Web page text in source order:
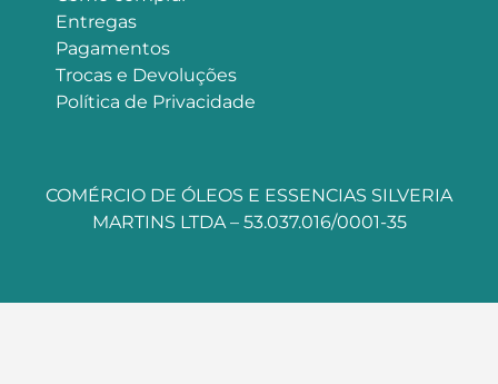
Entregas
Pagamentos
Trocas e Devoluções
Política de Privacidade
COMÉRCIO DE ÓLEOS E ESSENCIAS SILVERIA
MARTINS LTDA – 53.037.016/0001-35